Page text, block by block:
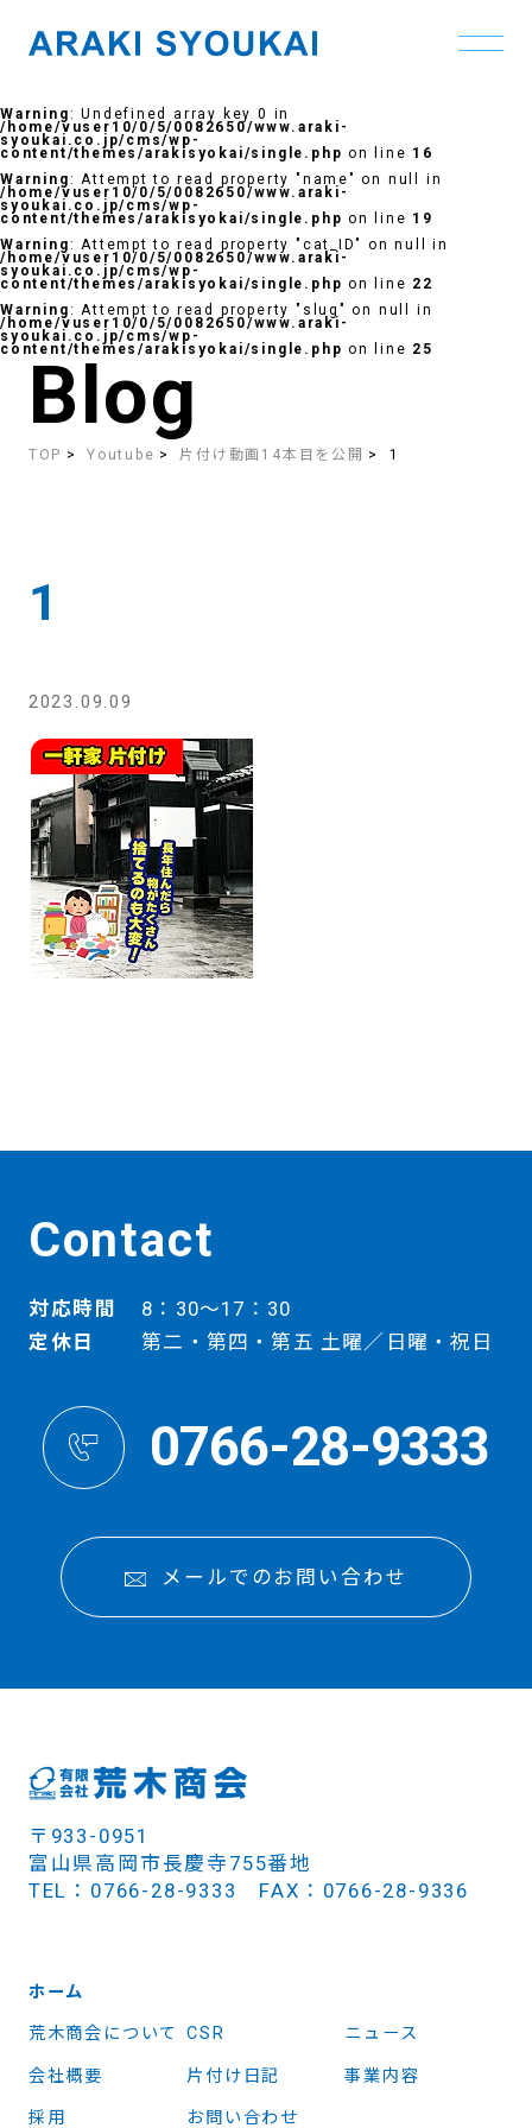
to
the
content
Warning : Undefined array key 0 in
/home/vuser10/0/5/0082650/www.araki-
syoukai.co.jp/cms/wp-
content/themes/arakisyokai/single.php on line 16
Warning : Attempt to read property "name" on null in
/home/vuser10/0/5/0082650/www.araki-
syoukai.co.jp/cms/wp-
content/themes/arakisyokai/single.php on line 19
Warning : Attempt to read property "cat_ID" on null in
/home/vuser10/0/5/0082650/www.araki-
syoukai.co.jp/cms/wp-
content/themes/arakisyokai/single.php on line 22
Warning : Attempt to read property "slug" on null in
/home/vuser10/0/5/0082650/www.araki-
syoukai.co.jp/cms/wp-
content/themes/arakisyokai/single.php on line 25
Blog
TOP Youtube 片付け動画14本目を公開 1
1
2023.09.09
Contact
対応時間
8：30～17：30
定休日
第二・第四・第五 土曜／日曜・祝日
0766-28-9333
メールでのお問い合わせ
〒933-0951
富山県高岡市長慶寺755番地
TEL：0766-28-9333 FAX：0766-28-9336
ホーム
荒木商会について CSR ニュース
会社概要 片付け日記 事業内容
採用 お問い合わせ